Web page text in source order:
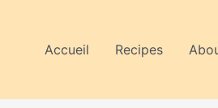
Accueil Recipes